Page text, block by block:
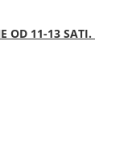
OD 11-13 SATI.